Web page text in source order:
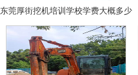
东莞厚街挖机培训学校学费大概多少